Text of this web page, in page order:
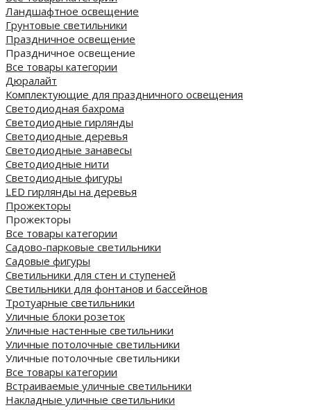
Ландшафтное освещение
Грунтовые светильники
Праздничное освещение
Праздничное освещение
Все товары категории
Дюралайт
Комплектующие для праздничного освещения
Светодиодная бахрома
Светодиодные гирлянды
Светодиодные деревья
Светодиодные занавесы
Светодиодные нити
Светодиодные фигуры
LED гирлянды на деревья
Прожекторы
Прожекторы
Все товары категории
Садово-парковые светильники
Садовые фигуры
Светильники для стен и ступеней
Светильники для фонтанов и бассейнов
Тротуарные светильники
Уличные блоки розеток
Уличные настенные светильники
Уличные потолочные светильники
Уличные потолочные светильники
Все товары категории
Встраиваемые уличные светильники
Накладные уличные светильники